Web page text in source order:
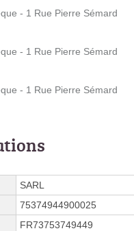
- 1 Rue Pierre Sémard
- 1 Rue Pierre Sémard
- 1 Rue Pierre Sémard
SARL
75374944900025
FR73753749449